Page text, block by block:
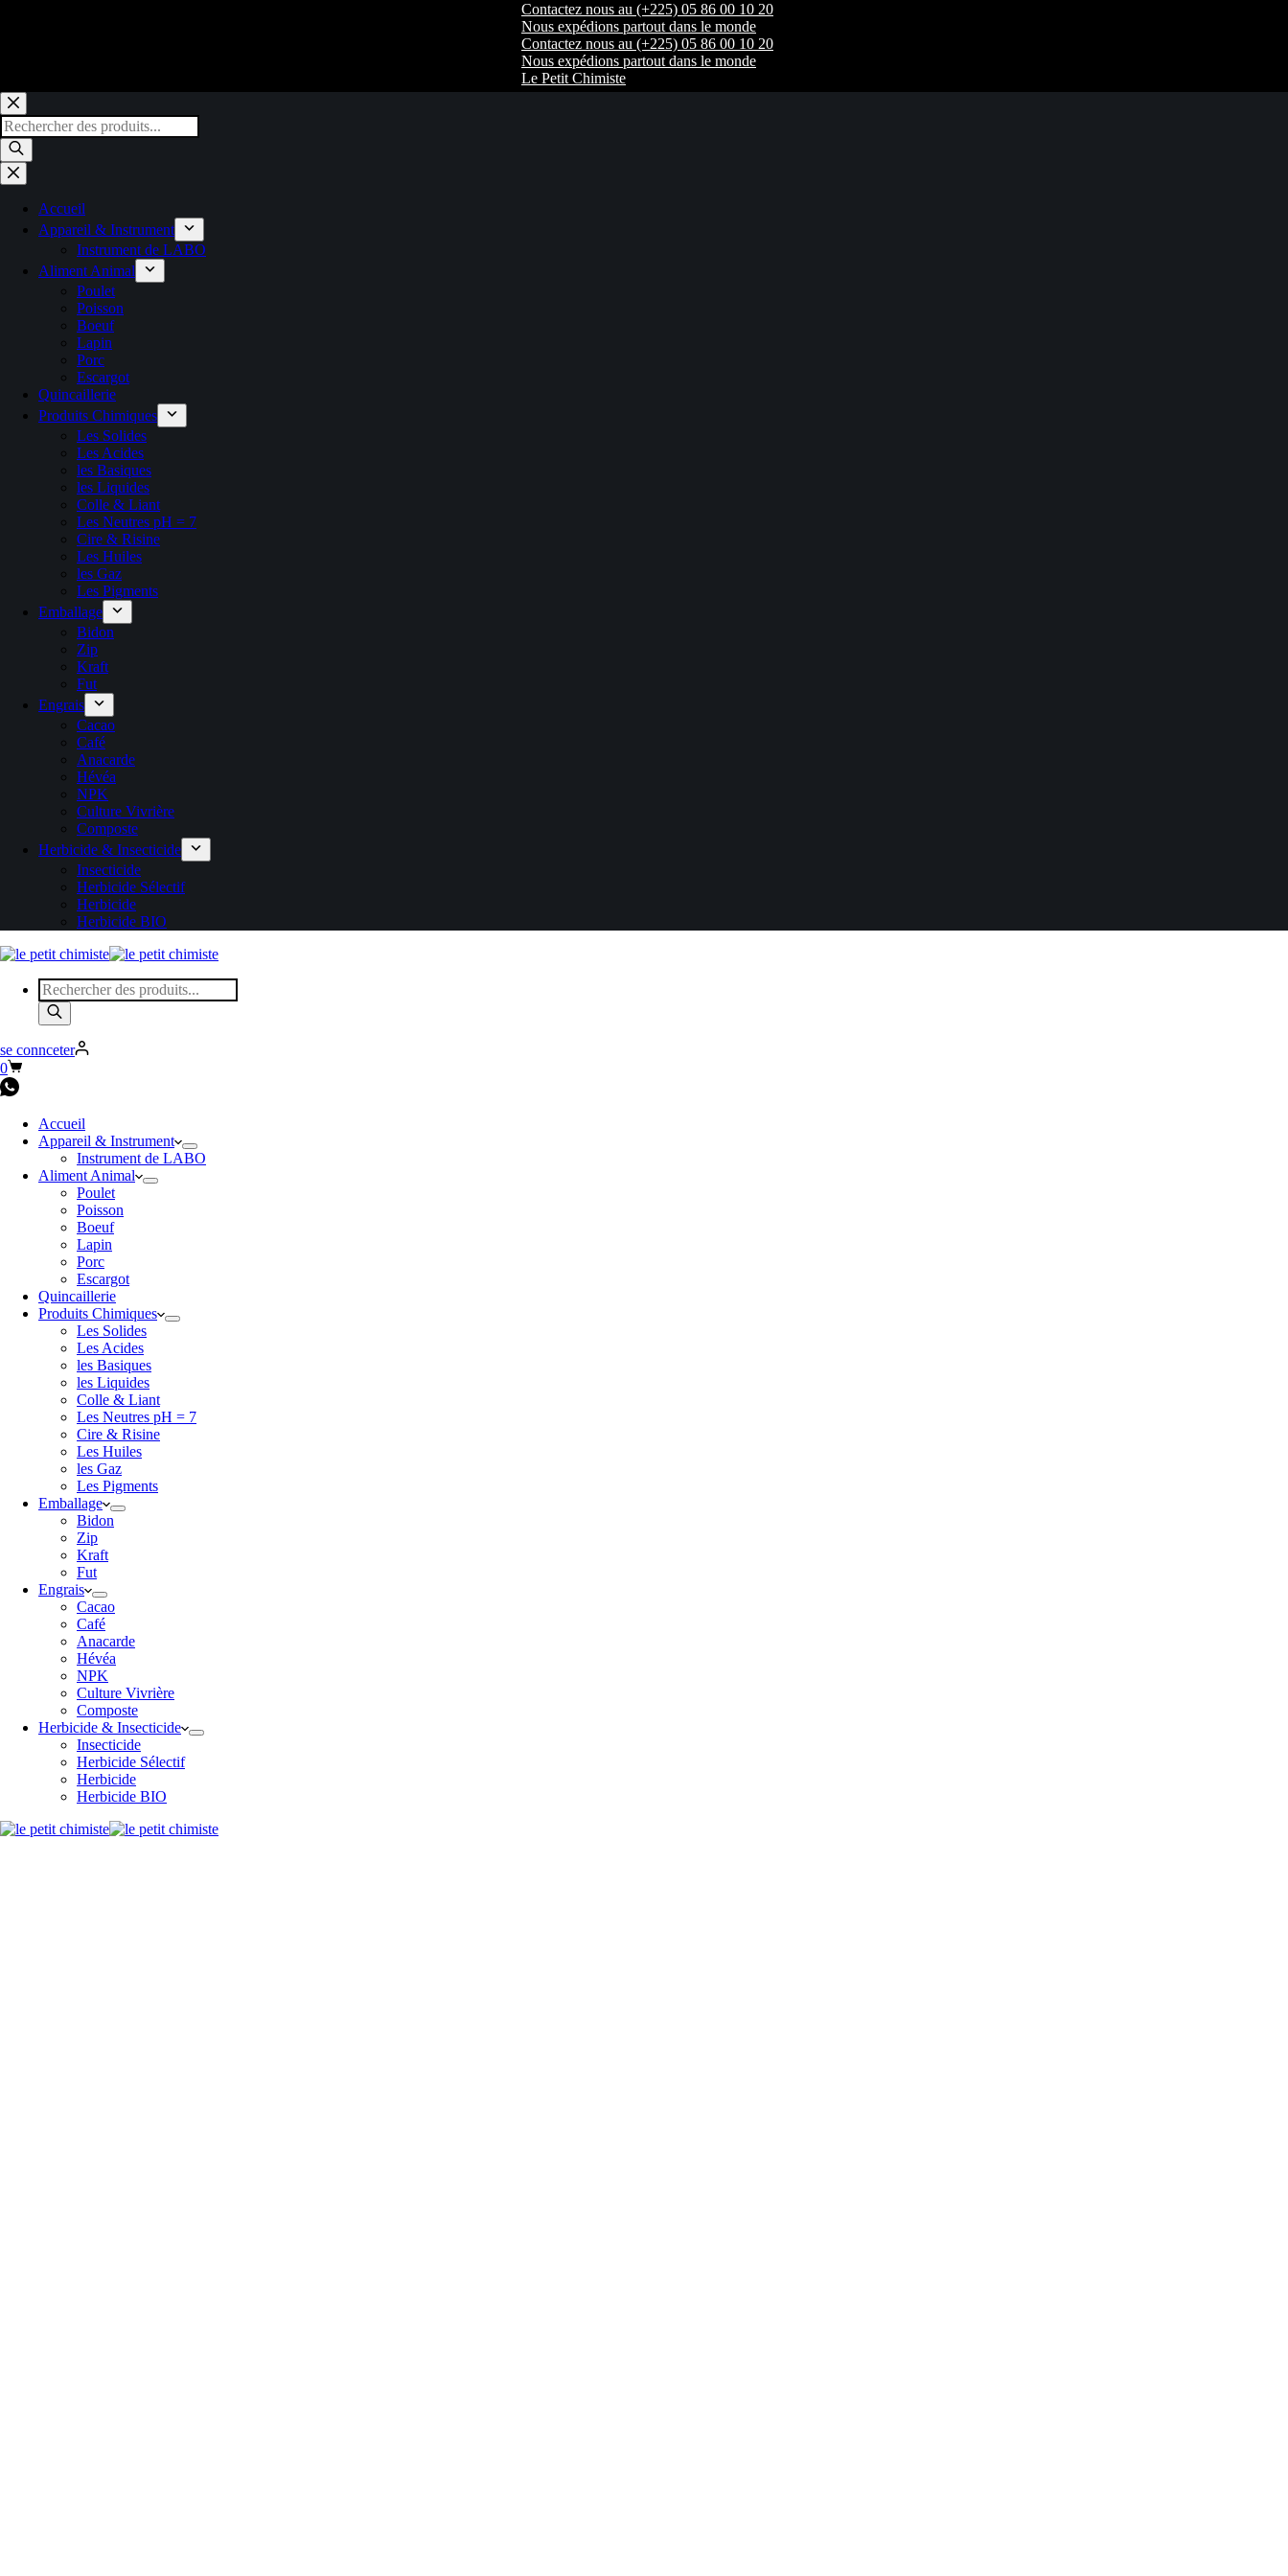
Contactez nous au (+225) 05 86 00 10 20
Nous expédions partout dans le monde
Contactez nous au (+225) 05 86 00 10 20
Nous expédions partout dans le monde
Le Petit Chimiste
Accueil
Appareil & Instrument
Instrument de LABO
Aliment Animal
Poulet
Poisson
Boeuf
Lapin
Porc
Escargot
Quincaillerie
Produits Chimiques
Les Solides
Les Acides
les Basiques
les Liquides
Colle & Liant
Les Neutres pH = 7
Cire & Risine
Les Huiles
les Gaz
Les Pigments
Emballage
Bidon
Zip
Kraft
Fut
Engrais
Cacao
Café
Anacarde
Hévéa
NPK
Culture Vivrière
Composte
Herbicide & Insecticide
Insecticide
Herbicide Sélectif
Herbicide
Herbicide BIO
se connceter
0
Accueil
Appareil & Instrument
Instrument de LABO
Aliment Animal
Poulet
Poisson
Boeuf
Lapin
Porc
Escargot
Quincaillerie
Produits Chimiques
Les Solides
Les Acides
les Basiques
les Liquides
Colle & Liant
Les Neutres pH = 7
Cire & Risine
Les Huiles
les Gaz
Les Pigments
Emballage
Bidon
Zip
Kraft
Fut
Engrais
Cacao
Café
Anacarde
Hévéa
NPK
Culture Vivrière
Composte
Herbicide & Insecticide
Insecticide
Herbicide Sélectif
Herbicide
Herbicide BIO